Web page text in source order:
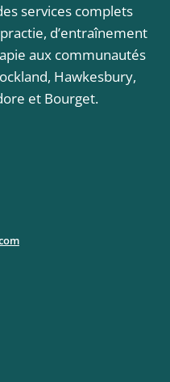
services complets
d’entraînement
aux communautés
Hawkesbury,
et Bourget.